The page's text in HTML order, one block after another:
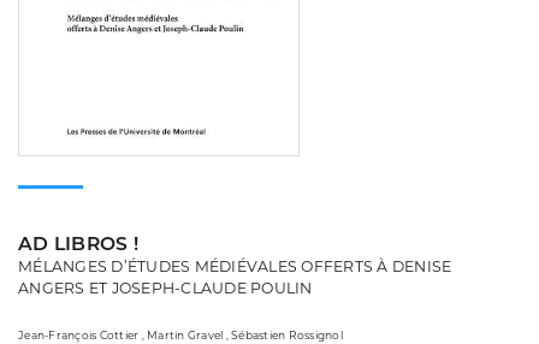
AD LIBROS !
MÉLANGES D’ÉTUDES MÉDIÉVALES OFFERTS À DENISE
ANGERS ET JOSEPH-CLAUDE POULIN
Jean-François Cottier , Martin Gravel , Sébastien Rossignol